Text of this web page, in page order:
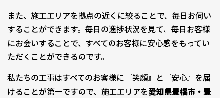
また、施工エリアを拠点の近くに絞ることで、毎日お伺い
することができます。毎日の進捗状況を見て、毎日お客様
にお会いすることで、すべてのお客様に安心感をもってい
ただくことができるのです。
私たちの工事はすべてのお客様に『笑顔』と『安心』を届
けることが第一ですので、施工エリアを愛知県豊橋市・豊